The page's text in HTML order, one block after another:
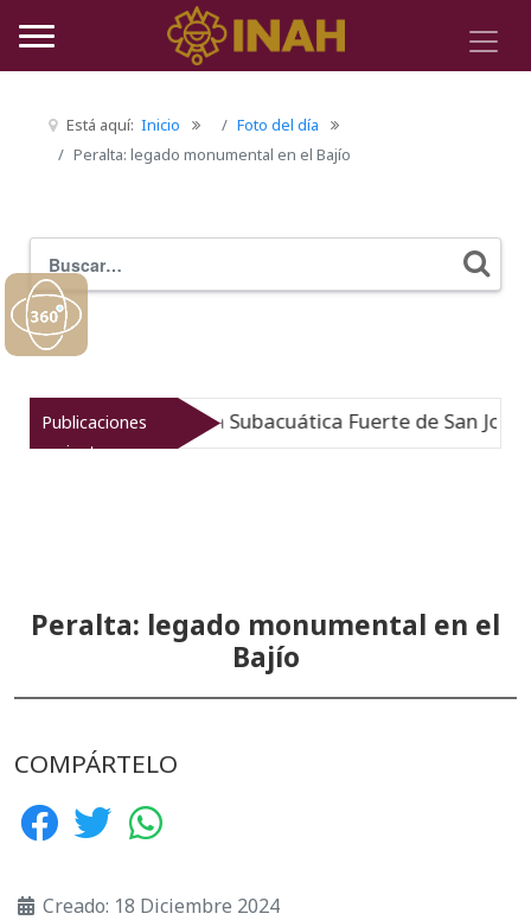
Está aquí: Inicio
Foto del día
Peralta: legado monumental en el Bajío
Publicaciones
recientes
de Arqueología Subacuática Fuerte de San José
Peralta: legado monumental en el
Bajío
COMPÁRTELO
Creado: 18 Diciembre 2024